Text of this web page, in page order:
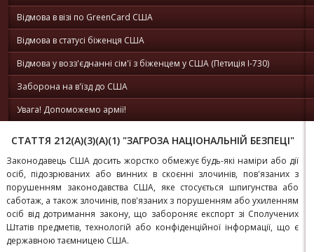
Відмова в візі по GreenCard США
Відмова в статусі біженця США
Відмова у возз'єднанні сім'ї з біженцем у США (Петиція I-730)
Заборона на в'їзд до США
Увага! Допоможемо армії!
СТАТТЯ 212(A)(3)(A)(1) "ЗАГРОЗА НАЦІОНАЛЬНІЙ БЕЗПЕЦІ"
Законодавець США досить жорстко обмежує будь-які наміри або дії
осіб, підозрюваних або винних в скоєнні злочинів, пов'язаних з
порушенням законодавства США, яке стосується шпигунства або
саботаж, а також злочинів, пов'язаних з порушенням або ухиленням
осіб від дотримання закону, що забороняє експорт зі Сполучених
Штатів предметів, технологій або конфіденційної інформації, що є
державною таємницею США.